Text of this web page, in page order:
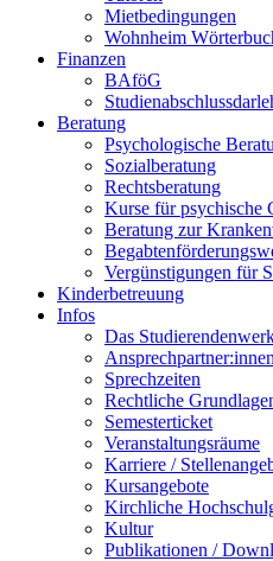
Mietbedingungen
Wohnheim
Finanzen
BAföG
Beratung
Psychologische
Sozialberatung
Rechtsberatung
Kurse für psychische
Beratung zur
Vergünstigungen für
Kinderbetreuung
Infos
Das
Ansprechpartner:innen
Sprechzeiten
Rechtliche
Semesterticket
Veranstaltungsräume
Karriere /
Kursangebote
Kirchliche
Kultur
Publikationen /